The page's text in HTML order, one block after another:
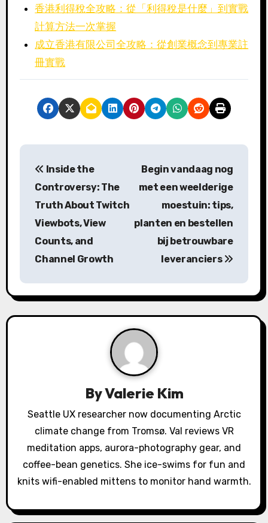
香港利得稅全攻略：從「利得稅是什麼」到實戰
計算方法一次掌握
成立香港有限公司全攻略：從創業概念到專業註
冊實戰
P
a
v
o
n
Inside the
Controversy: The
Truth About Twitch
Viewbots, View
Counts, and
Channel Growth
Begin vandaag nog
met een weelderige
moestuin: tips,
planten en bestellen
bij betrouwbare
leveranciers
ByValerie Kim
Seattle UX researcher now documenting Arctic
climate change from Tromsø. Val reviews VR
meditation apps, aurora-photography gear, and
coffee-bean genetics. She ice-swims for fun and
knits wifi-enabled mittens to monitor hand warmth.